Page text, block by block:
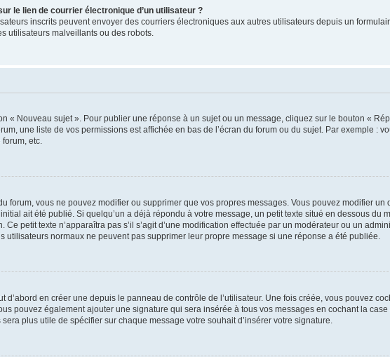
le lien de courrier électronique d’un utilisateur ?
inscrits peuvent envoyer des courriers électroniques aux autres utilisateurs depuis un
utilisateurs malveillants ou des robots.
« Nouveau sujet ». Pour publier une réponse à un sujet ou un message, cliquez sur le bouton «
une liste de vos permissions est affichée en bas de l’écran du forum ou du sujet. Par exemple :
etc.
forum, vous ne pouvez modifier ou supprimer que vos propres messages. Vous pouvez modifier
ait été publié. Si quelqu’un a déjà répondu à votre message, un petit texte situé en dessous du
petit texte n’apparaîtra pas s’il s’agit d’une modification effectuée par un modérateur ou un
normaux ne peuvent pas supprimer leur propre message si une réponse a été publiée.
en créer une depuis le panneau de contrôle de l’utilisateur. Une fois créée, vous pouvez
pouvez également ajouter une signature qui sera insérée à tous vos messages en cochant la
plus utile de spécifier sur chaque message votre souhait d’insérer votre signature.